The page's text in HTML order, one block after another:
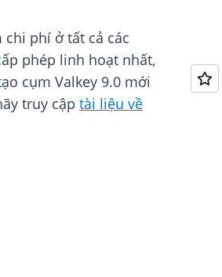
phí ở tất cả các
phép linh hoạt nhất,
cụm Valkey 9.0 mới
truy cập tài liệu về